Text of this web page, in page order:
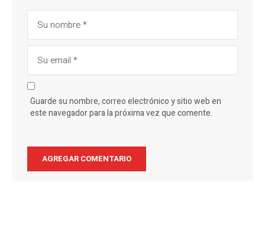
Guarde su nombre, correo electrónico y sitio web en
este navegador para la próxima vez que comente.